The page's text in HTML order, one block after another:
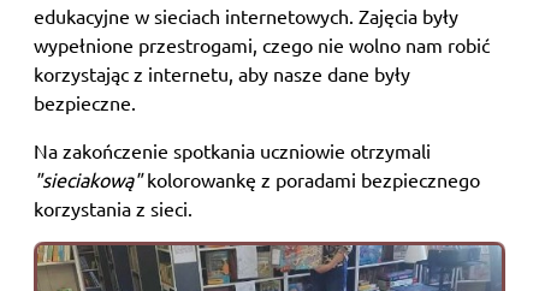
edukacyjne w sieciach internetowych. Zajęcia były
wypełnione przestrogami, czego nie wolno nam robić
korzystając z internetu, aby nasze dane były
bezpieczne.
Na zakończenie spotkania uczniowie otrzymali
"sieciakową"kolorowankę z poradami bezpiecznego
korzystania z sieci.